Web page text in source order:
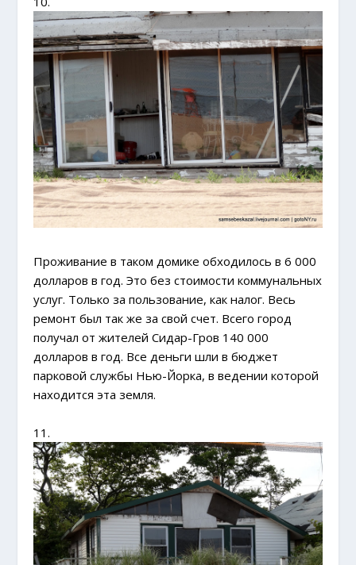
Проживание в таком домике обходилось в 6 000
долларов в год. Это без стоимости коммунальных
услуг. Только за пользование, как налог. Весь
ремонт был так же за свой счет. Всего город
получал от жителей Сидар-Гров 140 000
долларов в год. Все деньги шли в бюджет
парковой службы Нью-Йорка, в ведении которой
находится эта земля.
11.